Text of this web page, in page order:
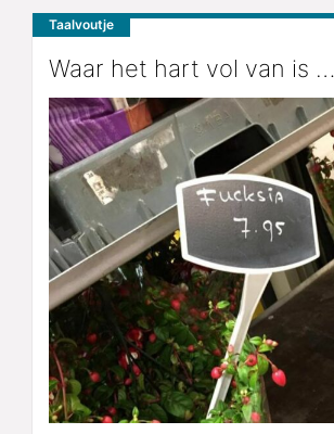
Taalvoutje
Waar het hart vol van is …